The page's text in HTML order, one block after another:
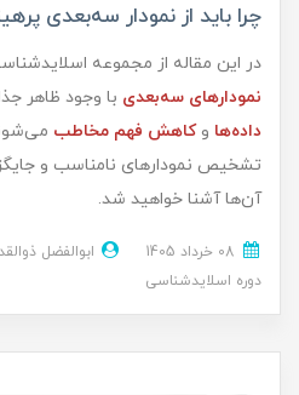
چرا باید از نمودار سه‌بعدی
در این مقاله از مجموعه
نمودارهای سه‌بعدی با وجود ظاهر
داده‌ها وکاهش فهم مخاطب
تشخیص نمودارهای نامناسب و
آن‌ها آشنا خواهید شد.
ابوالفضل
دوره اسلایدشناسی